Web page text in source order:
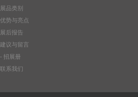
展品类别
优势与亮点
展后报告
建议与留言
- 招展册
联系我们